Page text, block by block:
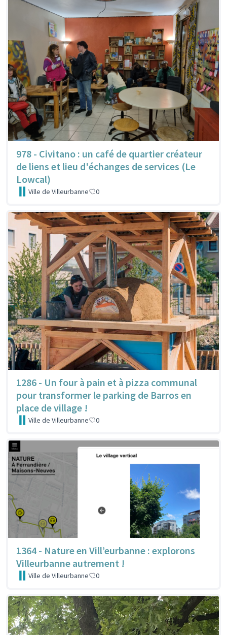
978 - Civitano : un café de quartier créateur
de liens et lieu d'échanges de services (Le
Lowcal)
Ville de Villeurbanne 0
1286 - Un four à pain et à pizza communal
pour transformer le parking de Barros en
place de village !
Ville de Villeurbanne 0
1364 - Nature en Vill’eurbanne : explorons
Villeurbanne autrement !
Ville de Villeurbanne 0